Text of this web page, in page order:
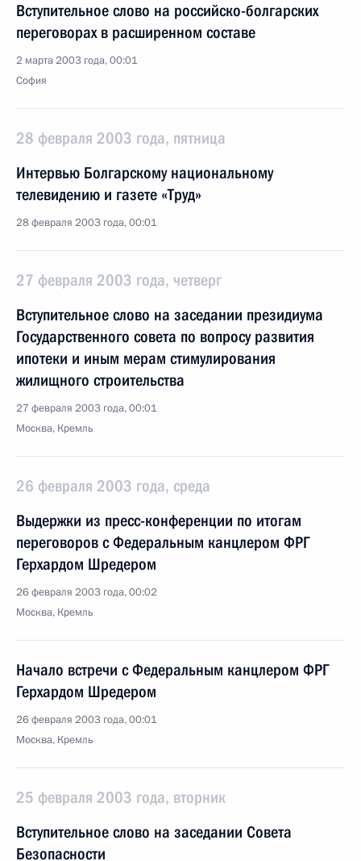
Вступительное слово на российско-болгарских
переговорах в расширенном составе
2 марта 2003 года, 00:01
София
28 февраля 2003 года, пятница
Интервью Болгарскому национальному
телевидению и газете «Труд»
28 февраля 2003 года, 00:01
27 февраля 2003 года, четверг
Вступительное слово на заседании президиума
Государственного совета по вопросу развития
ипотеки и иным мерам стимулирования
жилищного строительства
27 февраля 2003 года, 00:01
Москва, Кремль
26 февраля 2003 года, среда
Выдержки из пресс-конференции по итогам
переговоров с Федеральным канцлером ФРГ
Герхардом Шредером
26 февраля 2003 года, 00:02
Москва, Кремль
Начало встречи с Федеральным канцлером ФРГ
Герхардом Шредером
26 февраля 2003 года, 00:01
Москва, Кремль
25 февраля 2003 года, вторник
Вступительное слово на заседании Совета
Безопасности